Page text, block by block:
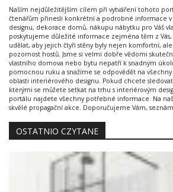
Naším nejdůležitějším cílem při vytváření tohoto
čtenářům přinesli konkrétní a podrobné informace
designu, dekorace domů, nákupu nábytku pro Váš
poskytujeme důležité informace zejména těm z
udělat, aby jejich čtyři stěny byly nejen komfortní,
pozornost hostů. Jsme si velmi dobře vědomi
vlastního domova nebo bytu nepatří k snadným
pomocnou ruku a snažíme se odpovědět na
oblasti interiérového designu. Pokud chcete
kterými se můžete setkat na trhu s interiérovým
portálu najdete všechny potřebné informace. Na
skvělé propagační akce. Doporučujeme Vám,
OSTATNIO CZYTANE